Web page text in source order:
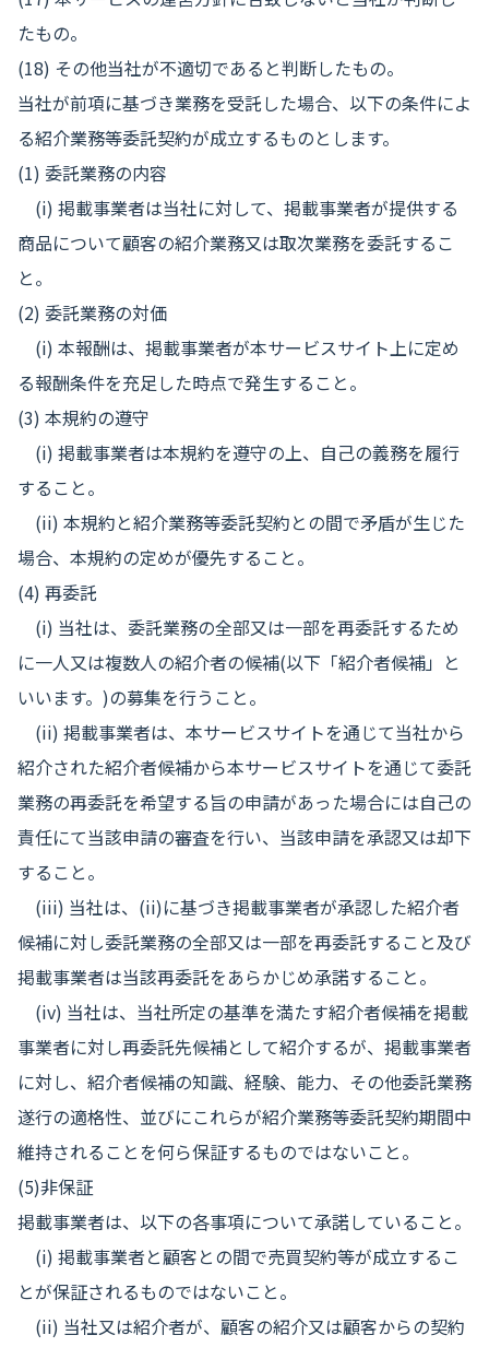
たもの。
(18) その他当社が不適切であると判断したもの。
当社が前項に基づき業務を受託した場合、以下の条件によ
る紹介業務等委託契約が成立するものとします。
(1) 委託業務の内容
(i) 掲載事業者は当社に対して、掲載事業者が提供する
商品について顧客の紹介業務又は取次業務を委託するこ
と。
(2) 委託業務の対価
(i) 本報酬は、掲載事業者が本サービスサイト上に定め
る報酬条件を充足した時点で発生すること。
(3) 本規約の遵守
(i) 掲載事業者は本規約を遵守の上、自己の義務を履行
すること。
(ii) 本規約と紹介業務等委託契約との間で矛盾が生じた
場合、本規約の定めが優先すること。
(4) 再委託
(i) 当社は、委託業務の全部又は一部を再委託するため
に一人又は複数人の紹介者の候補(以下「紹介者候補」と
いいます。)の募集を行うこと。
(ii) 掲載事業者は、本サービスサイトを通じて当社から
紹介された紹介者候補から本サービスサイトを通じて委託
業務の再委託を希望する旨の申請があった場合には自己の
責任にて当該申請の審査を行い、当該申請を承認又は却下
すること。
(iii) 当社は、(ii)に基づき掲載事業者が承認した紹介者
候補に対し委託業務の全部又は一部を再委託すること及び
掲載事業者は当該再委託をあらかじめ承諾すること。
(iv) 当社は、当社所定の基準を満たす紹介者候補を掲載
事業者に対し再委託先候補として紹介するが、掲載事業者
に対し、紹介者候補の知識、経験、能力、その他委託業務
遂行の適格性、並びにこれらが紹介業務等委託契約期間中
維持されることを何ら保証するものではないこと。
(5)非保証
掲載事業者は、以下の各事項について承諾していること。
(i) 掲載事業者と顧客との間で売買契約等が成立するこ
とが保証されるものではないこと。
(ii) 当社又は紹介者が、顧客の紹介又は顧客からの契約